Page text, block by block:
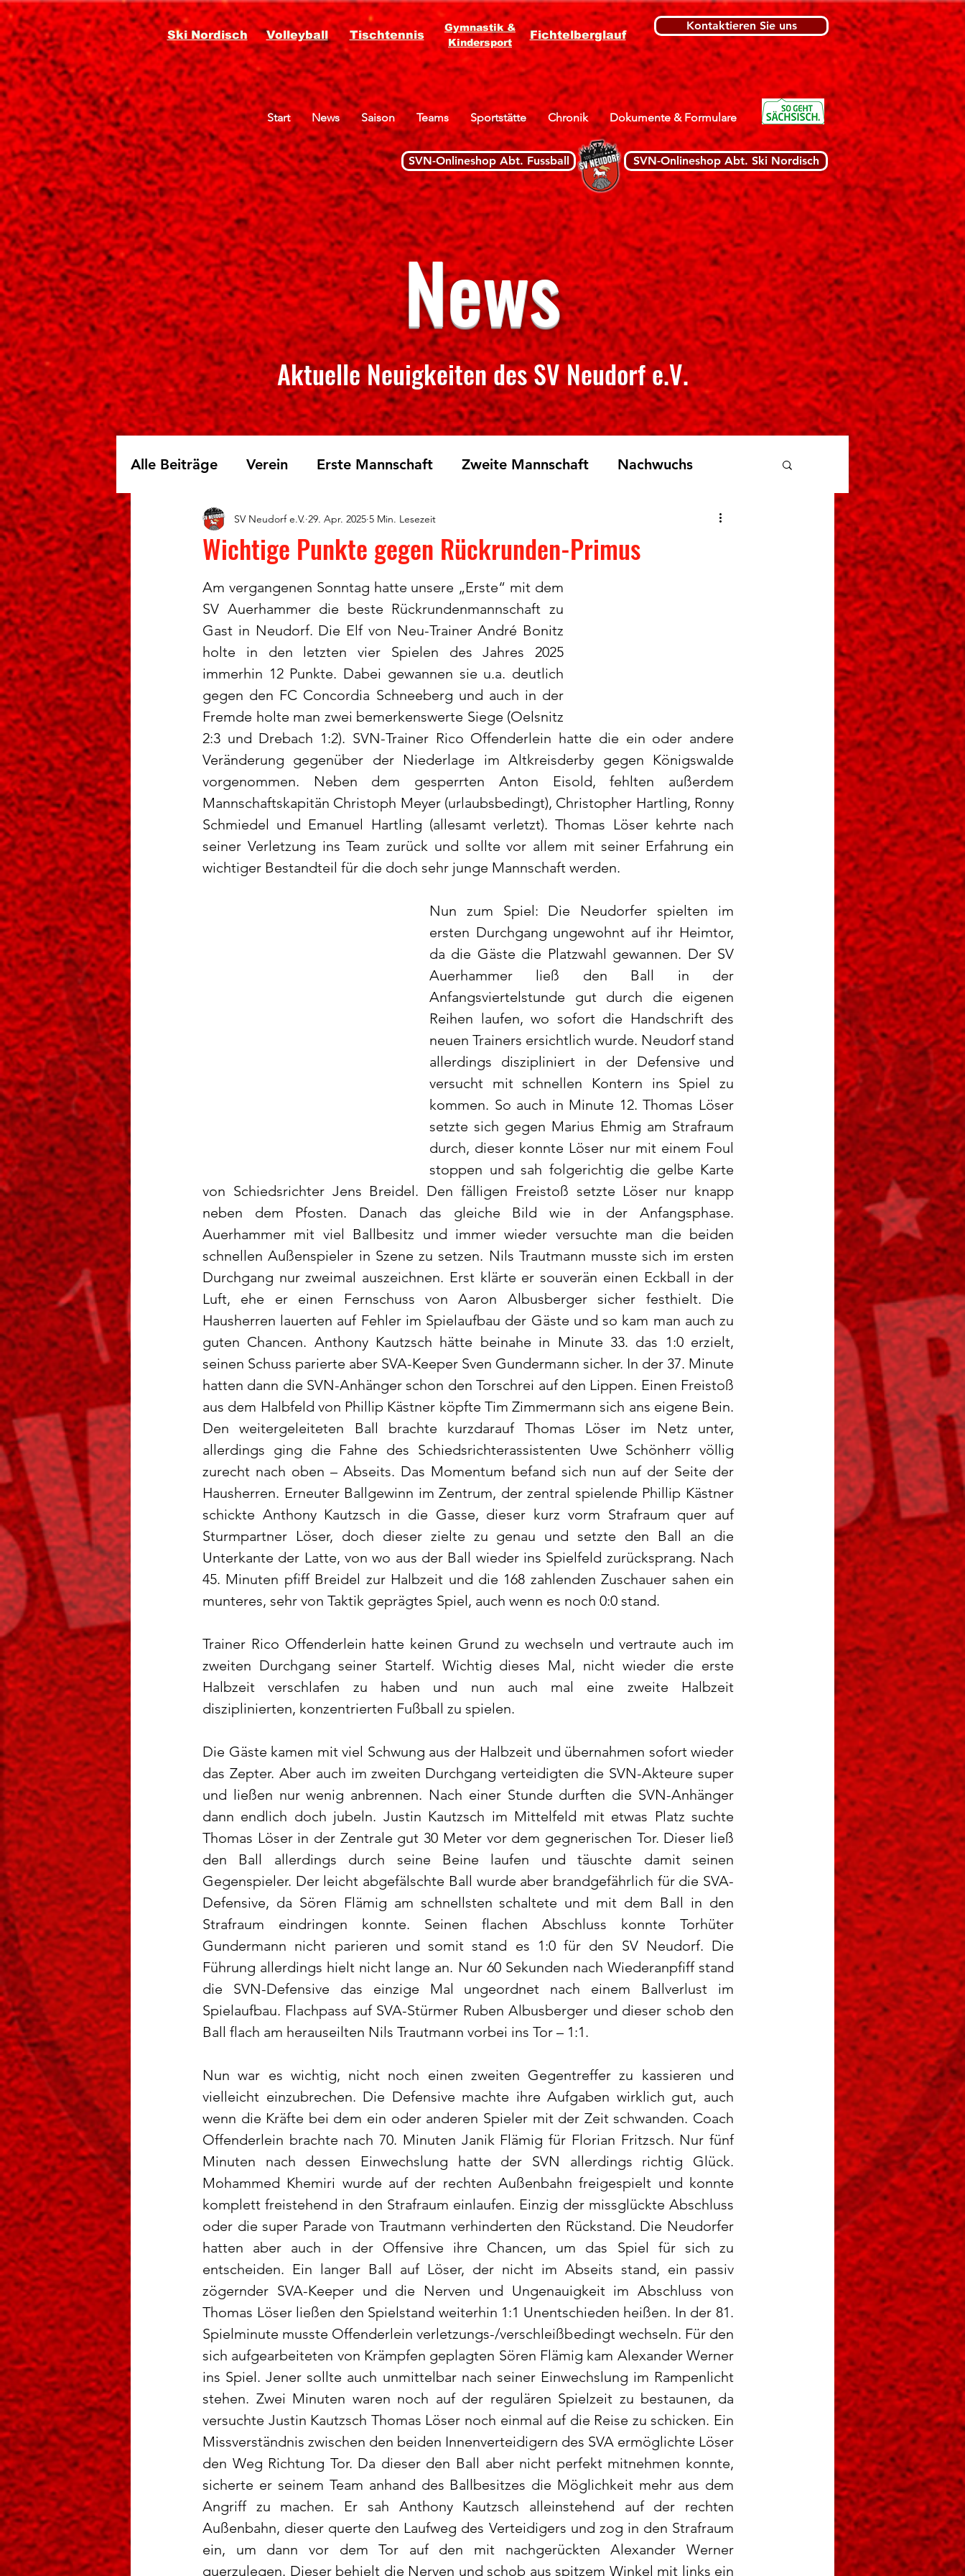
Ski Nordisch Volleyball Tischtennis
Gymnastik &
Kindersport
Fichtelberglauf
Kontaktieren Sie uns
Start News Saison Teams Sportstätte Chronik Dokumente & Formulare
SVN-Onlineshop Abt. Fussball SVN-Onlineshop Abt. Ski Nordisch
News
Aktuelle Neuigkeiten des SV Neudorf e.V.
Alle Beiträge Verein Erste Mannschaft Zweite Mannschaft Nachwuchs
Skilanglauf Fichtelberglauf Tischtennis
Wichtige Punkte gegen Rückrunden-Primus
SV Neudorf e.V. 29. Apr. 2025 5 Min. Lesezeit
Am vergangenen Sonntag hatte unsere „Erste“ mit dem
SV Auerhammer die beste Rückrundenmannschaft zu
Gast in Neudorf. Die Elf von Neu-Trainer André Bonitz
holte in den letzten vier Spielen des Jahres 2025
immerhin 12 Punkte. Dabei gewannen sie u.a. deutlich
gegen den FC Concordia Schneeberg und auch in der
Fremde holte man zwei bemerkenswerte Siege (Oelsnitz
2:3 und Drebach 1:2). SVN-Trainer Rico Offenderlein hatte die ein oder andere
Veränderung gegenüber der Niederlage im Altkreisderby gegen Königswalde
vorgenommen. Neben dem gesperrten Anton Eisold, fehlten außerdem
Mannschaftskapitän Christoph Meyer (urlaubsbedingt), Christopher Hartling, Ronny
Schmiedel und Emanuel Hartling (allesamt verletzt). Thomas Löser kehrte nach
seiner Verletzung ins Team zurück und sollte vor allem mit seiner Erfahrung ein
wichtiger Bestandteil für die doch sehr junge Mannschaft werden.
Nun zum Spiel: Die Neudorfer spielten im
ersten Durchgang ungewohnt auf ihr Heimtor,
da die Gäste die Platzwahl gewannen. Der SV
Auerhammer ließ den Ball in der
Anfangsviertelstunde gut durch die eigenen
Reihen laufen, wo sofort die Handschrift des
neuen Trainers ersichtlich wurde. Neudorf stand
allerdings diszipliniert in der Defensive und
versucht mit schnellen Kontern ins Spiel zu
kommen. So auch in Minute 12. Thomas Löser
setzte sich gegen Marius Ehmig am Strafraum
durch, dieser konnte Löser nur mit einem Foul
stoppen und sah folgerichtig die gelbe Karte
von Schiedsrichter Jens Breidel. Den fälligen Freistoß setzte Löser nur knapp
neben dem Pfosten. Danach das gleiche Bild wie in der Anfangsphase.
Auerhammer mit viel Ballbesitz und immer wieder versuchte man die beiden
schnellen Außenspieler in Szene zu setzen. Nils Trautmann musste sich im ersten
Durchgang nur zweimal auszeichnen. Erst klärte er souverän einen Eckball in der
Luft, ehe er einen Fernschuss von Aaron Albusberger sicher festhielt. Die
Hausherren lauerten auf Fehler im Spielaufbau der Gäste und so kam man auch zu
guten Chancen. Anthony Kautzsch hätte beinahe in Minute 33. das 1:0 erzielt,
seinen Schuss parierte aber SVA-Keeper Sven Gundermann sicher. In der 37. Minute
hatten dann die SVN-Anhänger schon den Torschrei auf den Lippen. Einen Freistoß
aus dem Halbfeld von Phillip Kästner köpfte Tim Zimmermann sich ans eigene Bein.
Den weitergeleiteten Ball brachte kurzdarauf Thomas Löser im Netz unter,
allerdings ging die Fahne des Schiedsrichterassistenten Uwe Schönherr völlig
zurecht nach oben – Abseits. Das Momentum befand sich nun auf der Seite der
Hausherren. Erneuter Ballgewinn im Zentrum, der zentral spielende Phillip Kästner
schickte Anthony Kautzsch in die Gasse, dieser kurz vorm Strafraum quer auf
Sturmpartner Löser, doch dieser zielte zu genau und setzte den Ball an die
Unterkante der Latte, von wo aus der Ball wieder ins Spielfeld zurücksprang. Nach
45. Minuten pfiff Breidel zur Halbzeit und die 168 zahlenden Zuschauer sahen ein
munteres, sehr von Taktik geprägtes Spiel, auch wenn es noch 0:0 stand.
Trainer Rico Offenderlein hatte keinen Grund zu wechseln und vertraute auch im
zweiten Durchgang seiner Startelf. Wichtig dieses Mal, nicht wieder die erste
Halbzeit verschlafen zu haben und nun auch mal eine zweite Halbzeit
disziplinierten, konzentrierten Fußball zu spielen.
Die Gäste kamen mit viel Schwung aus der Halbzeit und übernahmen sofort wieder
das Zepter. Aber auch im zweiten Durchgang verteidigten die SVN-Akteure super
und ließen nur wenig anbrennen. Nach einer Stunde durften die SVN-Anhänger
dann endlich doch jubeln. Justin Kautzsch im Mittelfeld mit etwas Platz suchte
Thomas Löser in der Zentrale gut 30 Meter vor dem gegnerischen Tor. Dieser ließ
den Ball allerdings durch seine Beine laufen und täuschte damit seinen
Gegenspieler. Der leicht abgefälschte Ball wurde aber brandgefährlich für die SVA-
Defensive, da Sören Flämig am schnellsten schaltete und mit dem Ball in den
Strafraum eindringen konnte. Seinen flachen Abschluss konnte Torhüter
Gundermann nicht parieren und somit stand es 1:0 für den SV Neudorf. Die
Führung allerdings hielt nicht lange an. Nur 60 Sekunden nach Wiederanpfiff stand
die SVN-Defensive das einzige Mal ungeordnet nach einem Ballverlust im
Spielaufbau. Flachpass auf SVA-Stürmer Ruben Albusberger und dieser schob den
Ball flach am herauseilten Nils Trautmann vorbei ins Tor – 1:1.
Nun war es wichtig, nicht noch einen zweiten Gegentreffer zu kassieren und
vielleicht einzubrechen. Die Defensive machte ihre Aufgaben wirklich gut, auch
wenn die Kräfte bei dem ein oder anderen Spieler mit der Zeit schwanden. Coach
Offenderlein brachte nach 70. Minuten Janik Flämig für Florian Fritzsch. Nur fünf
Minuten nach dessen Einwechslung hatte der SVN allerdings richtig Glück.
Mohammed Khemiri wurde auf der rechten Außenbahn freigespielt und konnte
komplett freistehend in den Strafraum einlaufen. Einzig der missglückte Abschluss
oder die super Parade von Trautmann verhinderten den Rückstand. Die Neudorfer
hatten aber auch in der Offensive ihre Chancen, um das Spiel für sich zu
entscheiden. Ein langer Ball auf Löser, der nicht im Abseits stand, ein passiv
zögernder SVA-Keeper und die Nerven und Ungenauigkeit im Abschluss von
Thomas Löser ließen den Spielstand weiterhin 1:1 Unentschieden heißen. In der 81.
Spielminute musste Offenderlein verletzungs-/verschleißbedingt wechseln. Für den
sich aufgearbeiteten von Krämpfen geplagten Sören Flämig kam Alexander Werner
ins Spiel. Jener sollte auch unmittelbar nach seiner Einwechslung im Rampenlicht
stehen. Zwei Minuten waren noch auf der regulären Spielzeit zu bestaunen, da
versuchte Justin Kautzsch Thomas Löser noch einmal auf die Reise zu schicken. Ein
Missverständnis zwischen den beiden Innenverteidigern des SVA ermöglichte Löser
den Weg Richtung Tor. Da dieser den Ball aber nicht perfekt mitnehmen konnte,
sicherte er seinem Team anhand des Ballbesitzes die Möglichkeit mehr aus dem
Angriff zu machen. Er sah Anthony Kautzsch alleinstehend auf der rechten
Außenbahn, dieser querte den Laufweg des Verteidigers und zog in den Strafraum
ein, um dann vor dem Tor auf den mit nachgerückten Alexander Werner
querzulegen. Dieser behielt die Nerven und schob aus spitzem Winkel mit links ein